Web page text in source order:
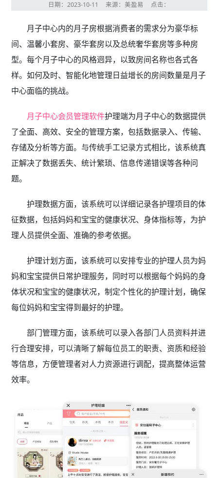
日期：2023-10-11 来源：美盈易 点击：
月子中心内的月子房根据消费者的需求分为豪华标
间、温馨小套房、豪华套房以及总统奢华套房等多种房
型。每个月子中心的风格迥异，以致房间名称也各式各
样。如何及时、智能化地管理日益增长的房间数量是月子
中心面临的挑战。
月子中心会员管理软件护理端为月子中心的数据提供
了全面、高效、安全的管理方案，包括数据录入、传输、
存储及分析等方面。与传统手工记录方式相比，该系统真
正解决了数据丢失、统计繁琐、信息传递错误等各种问
题。
护理数据方面，该系统可以详细记录各护理项目的体
征数据，包括妈妈和宝宝的健康状况、身体指标等，为护
理人员提供全面、准确的参考依据。
护理计划方面，该系统可以安排专业的护理人员为妈
妈和宝宝提供日常护理服务，同时可以根据每个妈妈的身
体状况和宝宝的健康状况，制定个性化的护理计划，确保
每位妈妈和宝宝得到最好的护理。
部门管理方面，该系统可以录入各部门人员资料并进
行合理安排，可以清晰了解每位员工的职责、资质和经验
等信息，方便管理者对人力资源进行调配，提高整体运营
效率。